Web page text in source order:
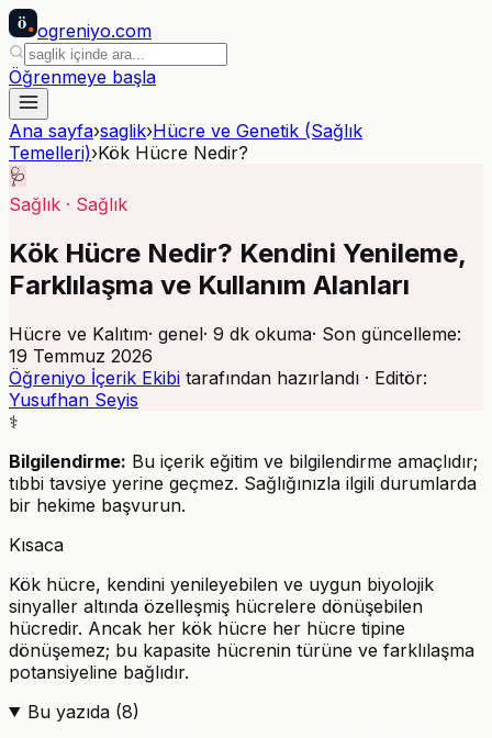
ö ogreniyo.com
Öğrenmeye başla
Ana sayfa›saglik›Hücre ve Genetik (Sağlık
Temelleri)›Kök Hücre Nedir?
🩺
Sağlık · Sağlık
Kök Hücre Nedir? Kendini Yenileme,
Farklılaşma ve Kullanım Alanları
Hücre ve Kalıtım· genel· 9 dk okuma· Son güncelleme:
19 Temmuz 2026
Öğreniyo İçerik Ekibi tarafından hazırlandı · Editör:
Yusufhan Seyis
⚕️
Bilgilendirme: Bu içerik eğitim ve bilgilendirme amaçlıdır;
tıbbi tavsiye yerine geçmez. Sağlığınızla ilgili durumlarda
bir hekime başvurun.
Kısaca
Kök hücre, kendini yenileyebilen ve uygun biyolojik
sinyaller altında özelleşmiş hücrelere dönüşebilen
hücredir. Ancak her kök hücre her hücre tipine
dönüşemez; bu kapasite hücrenin türüne ve farklılaşma
potansiyeline bağlıdır.
Bu yazıda (8)